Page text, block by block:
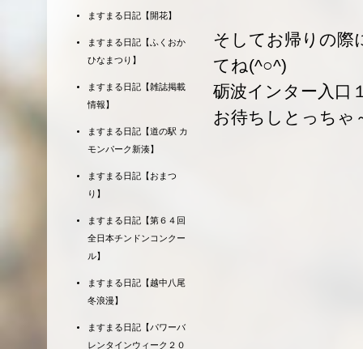
そしてお帰りの際
てね(^○^)
砺波インター入口
お待ちしとっちゃ
ますまる日記【開花】
ますまる日記【ふくおか
ひなまつり】
ますまる日記【雑誌掲載
情報】
ますまる日記【道の駅 カ
モンパーク新湊】
ますまる日記【おまつ
り】
ますまる日記【第６４回
全日本チンドンコンクー
ル】
ますまる日記【越中八尾
冬浪漫】
ますまる日記【パワーバ
レンタインウィーク２０